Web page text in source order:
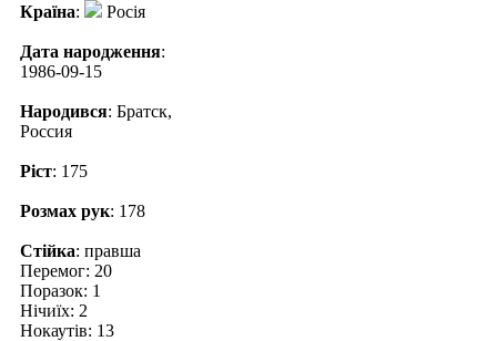
Країна: Росія
Дата народження:
1986-09-15
Народився: Братск,
Россия
Ріст: 175
Розмах рук: 178
Стійка: правша
Перемог: 20
Поразок: 1
Нічиїх: 2
Нокаутів: 13